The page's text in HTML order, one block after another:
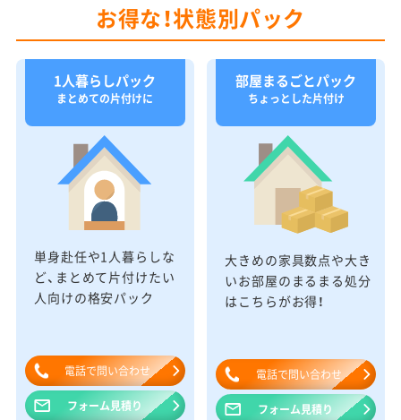
お得な！状態別パック
1人暮らしパック
まとめての片付けに
単身赴任や1人暮らしな
ど、まとめて片付けたい
人向けの格安パック
電話で問い合わせ
フォーム見積り
部屋まるごとパック
ちょっとした片付け
大きめの家具数点や大き
いお部屋のまるまる処分
はこちらがお得！
電話で問い合わせ
フォーム見積り